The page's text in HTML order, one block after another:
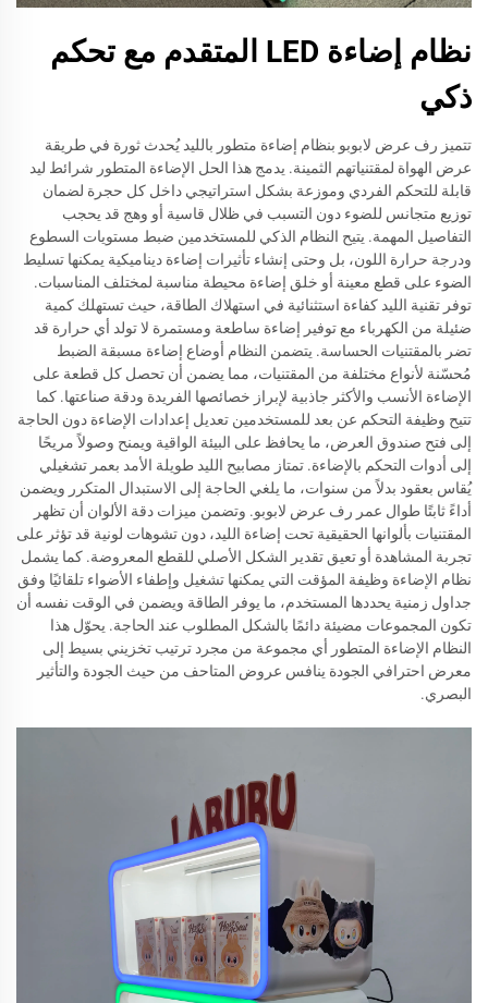
نظام إضاءة LED المتقدم مع تحكم
ذكي
تتميز رف عرض لابوبو بنظام إضاءة متطور بالليد يُحدث ثورة في طريقة
عرض الهواة لمقتنياتهم الثمينة. يدمج هذا الحل الإضاءة المتطور شرائط ليد
قابلة للتحكم الفردي وموزعة بشكل استراتيجي داخل كل حجرة لضمان
توزيع متجانس للضوء دون التسبب في ظلال قاسية أو وهج قد يحجب
التفاصيل المهمة. يتيح النظام الذكي للمستخدمين ضبط مستويات السطوع
ودرجة حرارة اللون، بل وحتى إنشاء تأثيرات إضاءة ديناميكية يمكنها تسليط
الضوء على قطع معينة أو خلق إضاءة محيطة مناسبة لمختلف المناسبات.
توفر تقنية الليد كفاءة استثنائية في استهلاك الطاقة، حيث تستهلك كمية
ضئيلة من الكهرباء مع توفير إضاءة ساطعة ومستمرة لا تولد أي حرارة قد
تضر بالمقتنيات الحساسة. يتضمن النظام أوضاع إضاءة مسبقة الضبط
مُحسّنة لأنواع مختلفة من المقتنيات، مما يضمن أن تحصل كل قطعة على
الإضاءة الأنسب والأكثر جاذبية لإبراز خصائصها الفريدة ودقة صناعتها. كما
تتيح وظيفة التحكم عن بعد للمستخدمين تعديل إعدادات الإضاءة دون الحاجة
إلى فتح صندوق العرض، ما يحافظ على البيئة الواقية ويمنح وصولاً مريحًا
إلى أدوات التحكم بالإضاءة. تمتاز مصابيح الليد طويلة الأمد بعمر تشغيلي
يُقاس بعقود بدلاً من سنوات، ما يلغي الحاجة إلى الاستبدال المتكرر ويضمن
أداءً ثابتًا طوال عمر رف عرض لابوبو. وتضمن ميزات دقة الألوان أن تظهر
المقتنيات بألوانها الحقيقية تحت إضاءة الليد، دون تشوهات لونية قد تؤثر على
تجربة المشاهدة أو تعيق تقدير الشكل الأصلي للقطع المعروضة. كما يشمل
نظام الإضاءة وظيفة المؤقت التي يمكنها تشغيل وإطفاء الأضواء تلقائيًا وفق
جداول زمنية يحددها المستخدم، ما يوفر الطاقة ويضمن في الوقت نفسه أن
تكون المجموعات مضيئة دائمًا بالشكل المطلوب عند الحاجة. يحوّل هذا
النظام الإضاءة المتطور أي مجموعة من مجرد ترتيب تخزيني بسيط إلى
معرض احترافي الجودة ينافس عروض المتاحف من حيث الجودة والتأثير
البصري.